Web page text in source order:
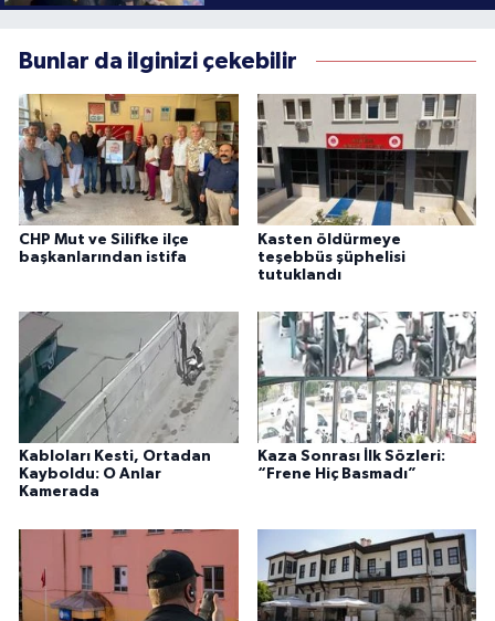
Bunlar da ilginizi çekebilir
CHP Mut ve Silifke ilçe
başkanlarından istifa
Kasten öldürmeye
teşebbüs şüphelisi
tutuklandı
Kabloları Kesti, Ortadan
Kayboldu: O Anlar
Kamerada
Kaza Sonrası İlk Sözleri:
“Frene Hiç Basmadı”